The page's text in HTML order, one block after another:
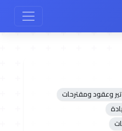
وعقود ومقترحات